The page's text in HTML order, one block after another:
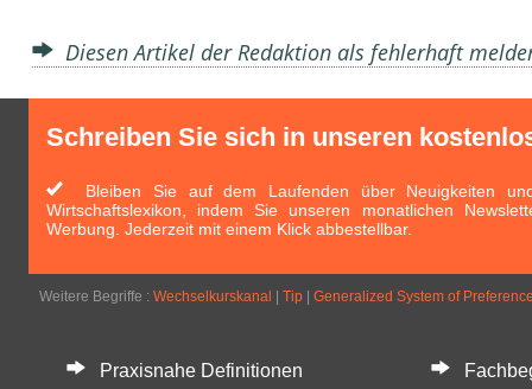
Diesen Artikel der Redaktion als fehlerhaft
Schreiben Sie sich in unseren
Bleiben Sie auf dem Laufenden über Neuigkeiten
Wirtschaftslexikon, indem Sie unseren monatlichen
Werbung. Jederzeit mit einem Klick abbestellbar.
Weitere Begriffe : Wechselkurskanal Tip Generalized System of
Praxisnahe Definitionen